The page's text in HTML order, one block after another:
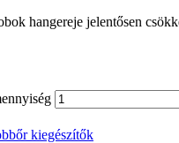
hangereje jelentősen
kiegészítők